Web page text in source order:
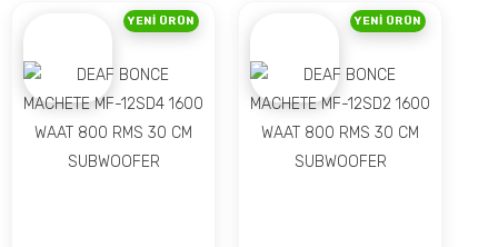
YENI ÜRÜN YENI ÜRÜN